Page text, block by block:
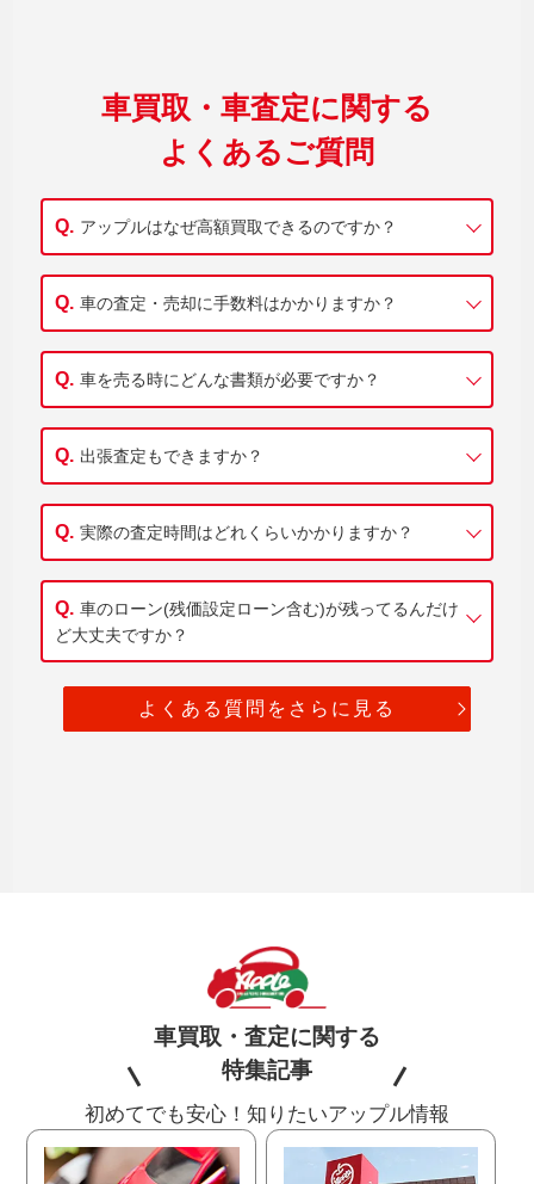
車買取・車査定に関する
よくあるご質問
アップルはなぜ高額買取できるのですか？
車の査定・売却に手数料はかかりますか？
車を売る時にどんな書類が必要ですか？
出張査定もできますか？
実際の査定時間はどれくらいかかりますか？
車のローン(残価設定ローン含む)が残ってるんだけ
ど大丈夫ですか？
よくある質問をさらに見る
車買取・査定に関する
特集記事
初めてでも安心！知りたいアップル情報